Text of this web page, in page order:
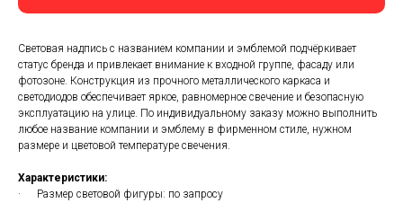
Световая надпись с названием компании и эмблемой подчёркивает
статус бренда и привлекает внимание к входной группе, фасаду или
фотозоне. Конструкция из прочного металлического каркаса и
светодиодов обеспечивает яркое, равномерное свечение и безопасную
эксплуатацию на улице. По индивидуальному заказу можно выполнить
любое название компании и эмблему в фирменном стиле, нужном
размере и цветовой температуре свечения.
Характеристики:
· Размер световой фигуры: по запросу